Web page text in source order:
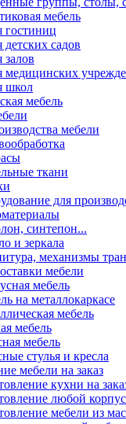
мебель
гостиниц
садов
залов
медицинских
школ
мебель
мебели
ткани
для
синтепон...
и зеркала
механизмы
мебели
мебель
на металлокаркасе
мебель
мебель
мебель
стулья и кресла
мебели на заказ
кухни на
любой
мебели из